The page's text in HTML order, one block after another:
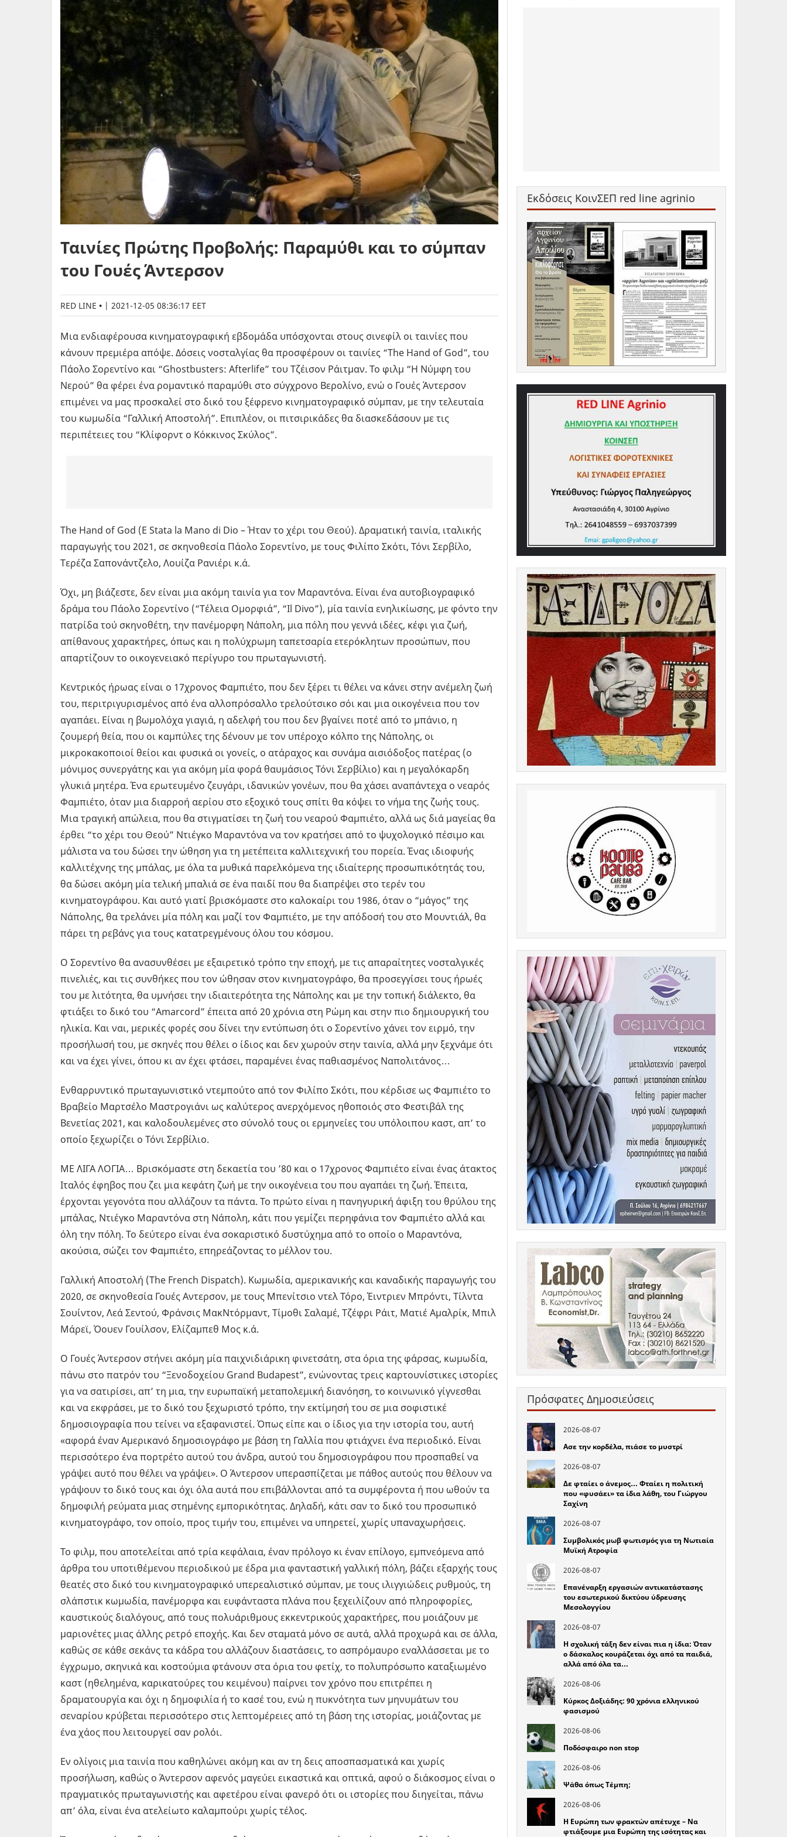
Ταινίες Πρώτης Προβολής: Παραμύθι και το σύμπαν
του Γουές Άντερσον
RED LINE | 2021-12-05 08:36:17 EET
Μια ενδιαφέρουσα κινηματογραφική εβδομάδα υπόσχονται στους σινεφίλ οι ταινίες που
κάνουν πρεμιέρα απόψε. Δόσεις νοσταλγίας θα προσφέρουν οι ταινίες “The Hand of God”, του
Πάολο Σορεντίνο και “Ghostbusters: Afterlife” του Τζέισον Ράιτμαν. To φιλμ “Η Νύμφη του
Νερού” θα φέρει ένα ρομαντικό παραμύθι στο σύγχρονο Βερολίνο, ενώ ο Γουές Άντερσον
επιμένει να μας προσκαλεί στο δικό του ξέφρενο κινηματογραφικό σύμπαν, με την τελευταία
του κωμωδία “Γαλλική Αποστολή”. Επιπλέον, οι πιτσιρικάδες θα διασκεδάσουν με τις
περιπέτειες του “Κλίφορντ ο Κόκκινος Σκύλος”.
The Hand of God (E Stata la Mano di Dio – Ήταν το χέρι του Θεού). Δραματική ταινία, ιταλικής
παραγωγής του 2021, σε σκηνοθεσία Πάολο Σορεντίνο, με τους Φιλίπο Σκότι, Τόνι Σερβίλο,
Τερέζα Σαπονάντζελο, Λουίζα Ρανιέρι κ.ά.
Όχι, μη βιάζεστε, δεν είναι μια ακόμη ταινία για τον Μαραντόνα. Είναι ένα αυτοβιογραφικό
δράμα του Πάολο Σορεντίνο (“Τέλεια Ομορφιά”, “Il Divo”), μία ταινία ενηλικίωσης, με φόντο την
πατρίδα τού σκηνοθέτη, την πανέμορφη Νάπολη, μια πόλη που γεννά ιδέες, κέφι για ζωή,
απίθανους χαρακτήρες, όπως και η πολύχρωμη ταπετσαρία ετερόκλητων προσώπων, που
απαρτίζουν το οικογενειακό περίγυρο του πρωταγωνιστή.
Κεντρικός ήρωας είναι ο 17χρονος Φαμπιέτο, που δεν ξέρει τι θέλει να κάνει στην ανέμελη ζωή
του, περιτριγυρισμένος από ένα αλλοπρόσαλλο τρελούτσικο σόι και μια οικογένεια που τον
αγαπάει. Είναι η βωμολόχα γιαγιά, η αδελφή του που δεν βγαίνει ποτέ από το μπάνιο, η
ζουμερή θεία, που οι καμπύλες της δένουν με τον υπέροχο κόλπο της Νάπολης, οι
μικροκακοποιοί θείοι και φυσικά οι γονείς, ο ατάραχος και συνάμα αισιόδοξος πατέρας (ο
μόνιμος συνεργάτης και για ακόμη μία φορά θαυμάσιος Τόνι Σερβίλιο) και η μεγαλόκαρδη
γλυκιά μητέρα. Ένα ερωτευμένο ζευγάρι, ιδανικών γονέων, που θα χάσει αναπάντεχα ο νεαρός
Φαμπιέτο, όταν μια διαρροή αερίου στο εξοχικό τους σπίτι θα κόψει το νήμα της ζωής τους.
Μια τραγική απώλεια, που θα στιγματίσει τη ζωή του νεαρού Φαμπιέτο, αλλά ως διά μαγείας θα
έρθει “το χέρι του Θεού” Ντιέγκο Μαραντόνα να τον κρατήσει από το ψυχολογικό πέσιμο και
μάλιστα να του δώσει την ώθηση για τη μετέπειτα καλλιτεχνική του πορεία. Ένας ιδιοφυής
καλλιτέχνης της μπάλας, με όλα τα μυθικά παρελκόμενα της ιδιαίτερης προσωπικότητάς του,
θα δώσει ακόμη μία τελική μπαλιά σε ένα παιδί που θα διαπρέψει στο τερέν του
κινηματογράφου. Και αυτό γιατί βρισκόμαστε στο καλοκαίρι του 1986, όταν ο “μάγος” της
Νάπολης, θα τρελάνει μία πόλη και μαζί τον Φαμπιέτο, με την απόδοσή του στο Μουντιάλ, θα
πάρει τη ρεβάνς για τους κατατρεγμένους όλου του κόσμου.
Ο Σορεντίνο θα ανασυνθέσει με εξαιρετικό τρόπο την εποχή, με τις απαραίτητες νοσταλγικές
πινελιές, και τις συνθήκες που τον ώθησαν στον κινηματογράφο, θα προσεγγίσει τους ήρωές
του με λιτότητα, θα υμνήσει την ιδιαιτερότητα της Νάπολης και με την τοπική διάλεκτο, θα
φτιάξει το δικό του “Amarcord” έπειτα από 20 χρόνια στη Ρώμη και στην πιο δημιουργική του
ηλικία. Και ναι, μερικές φορές σου δίνει την εντύπωση ότι ο Σορεντίνο χάνει τον ειρμό, την
προσήλωσή του, με σκηνές που θέλει ο ίδιος και δεν χωρούν στην ταινία, αλλά μην ξεχνάμε ότι
και να έχει γίνει, όπου κι αν έχει φτάσει, παραμένει ένας παθιασμένος Ναπολιτάνος…
Ενθαρρυντικό πρωταγωνιστικό ντεμπούτο από τον Φιλίπο Σκότι, που κέρδισε ως Φαμπιέτο το
Βραβείο Μαρτσέλο Μαστρογιάνι ως καλύτερος ανερχόμενος ηθοποιός στο Φεστιβάλ της
Βενετίας 2021, και καλοδουλεμένες στο σύνολό τους οι ερμηνείες του υπόλοιπου καστ, απ’ το
οποίο ξεχωρίζει ο Τόνι Σερβίλιο.
ΜΕ ΛΙΓΑ ΛΟΓΙΑ… Βρισκόμαστε στη δεκαετία του ’80 και ο 17χρονος Φαμπιέτο είναι ένας άτακτος
Ιταλός έφηβος που ζει μια κεφάτη ζωή με την οικογένεια του που αγαπάει τη ζωή. Έπειτα,
έρχονται γεγονότα που αλλάζουν τα πάντα. Το πρώτο είναι η πανηγυρική άφιξη του θρύλου της
μπάλας, Ντιέγκο Μαραντόνα στη Νάπολη, κάτι που γεμίζει περηφάνια τον Φαμπιέτο αλλά και
όλη την πόλη. Το δεύτερο είναι ένα σοκαριστικό δυστύχημα από το οποίο ο Μαραντόνα,
ακούσια, σώζει τον Φαμπιέτο, επηρεάζοντας το μέλλον του.
Γαλλική Αποστολή (The French Dispatch). Κωμωδία, αμερικανικής και καναδικής παραγωγής του
2020, σε σκηνοθεσία Γουές Αντερσον, με τους Μπενίτσιο ντελ Τόρο, Έιντριεν Μπρόντι, Τίλντα
Σουίντον, Λεά Σεντού, Φράνσις ΜακΝτόρμαντ, Τίμοθι Σαλαμέ, Τζέφρι Ράιτ, Ματιέ Αμαλρίκ, Μπιλ
Μάρεϊ, Όουεν Γουίλσον, Ελίζαμπεθ Μος κ.ά.
Ο Γουές Άντερσον στήνει ακόμη μία παιχνιδιάρικη φινετσάτη, στα όρια της φάρσας, κωμωδία,
πάνω στο πατρόν του “Ξενοδοχείου Grand Budapest”, ενώνοντας τρεις καρτουνίστικες ιστορίες
για να σατιρίσει, απ’ τη μια, την ευρωπαϊκή μεταπολεμική διανόηση, το κοινωνικό γίγνεσθαι
και να εκφράσει, με το δικό του ξεχωριστό τρόπο, την εκτίμησή του σε μια σοφιστικέ
δημοσιογραφία που τείνει να εξαφανιστεί. Όπως είπε και ο ίδιος για την ιστορία του, αυτή
«αφορά έναν Αμερικανό δημοσιογράφο με βάση τη Γαλλία που φτιάχνει ένα περιοδικό. Είναι
περισσότερο ένα πορτρέτο αυτού του άνδρα, αυτού του δημοσιογράφου που προσπαθεί να
γράψει αυτό που θέλει να γράψει». Ο Άντερσον υπερασπίζεται με πάθος αυτούς που θέλουν να
γράψουν το δικό τους και όχι όλα αυτά που επιβάλλονται από τα συμφέροντα ή που ωθούν τα
δημοφιλή ρεύματα μιας στημένης εμπορικότητας. Δηλαδή, κάτι σαν το δικό του προσωπικό
κινηματογράφο, τον οποίο, προς τιμήν του, επιμένει να υπηρετεί, χωρίς υπαναχωρήσεις.
Το φιλμ, που αποτελείται από τρία κεφάλαια, έναν πρόλογο κι έναν επίλογο, εμπνεόμενα από
άρθρα του υποτιθέμενου περιοδικού με έδρα μια φανταστική γαλλική πόλη, βάζει εξαρχής τους
θεατές στο δικό του κινηματογραφικό υπερεαλιστικό σύμπαν, με τους ιλιγγιώδεις ρυθμούς, τη
σλάπστικ κωμωδία, πανέμορφα και ευφάνταστα πλάνα που ξεχειλίζουν από πληροφορίες,
καυστικούς διαλόγους, από τους πολυάριθμους εκκεντρικούς χαρακτήρες, που μοιάζουν με
μαριονέτες μιας άλλης ρετρό εποχής. Και δεν σταματά μόνο σε αυτά, αλλά προχωρά και σε άλλα,
καθώς σε κάθε σεκάνς τα κάδρα του αλλάζουν διαστάσεις, το ασπρόμαυρο εναλλάσσεται με το
έγχρωμο, σκηνικά και κοστούμια φτάνουν στα όρια του φετίχ, το πολυπρόσωπο καταξιωμένο
καστ (ηθελημένα, καρικατούρες του κειμένου) παίρνει τον χρόνο που επιτρέπει η
δραματουργία και όχι η δημοφιλία ή το κασέ του, ενώ η πυκνότητα των μηνυμάτων του
σεναρίου κρύβεται περισσότερο στις λεπτομέρειες από τη βάση της ιστορίας, μοιάζοντας με
ένα χάος που λειτουργεί σαν ρολόι.
Εν ολίγοις μια ταινία που καθηλώνει ακόμη και αν τη δεις αποσπασματικά και χωρίς
προσήλωση, καθώς ο Άντερσον αφενός μαγεύει εικαστικά και οπτικά, αφού ο διάκοσμος είναι ο
πραγματικός πρωταγωνιστής και αφετέρου είναι φανερό ότι οι ιστορίες που διηγείται, πάνω
απ’ όλα, είναι ένα ατελείωτο καλαμπούρι χωρίς τέλος.
Εκδόσεις ΚοινΣΕΠ red line agrinio
Πρόσφατες Δημοσιεύσεις
2026-08-07
Ασε την κορδέλα, πιάσε το μυστρί
2026-08-07
Δε φταίει ο άνεμος… Φταίει η πολιτική
που «φυσάει» τα ίδια λάθη, του Γιώργου
Σαχίνη
2026-08-07
Συμβολικός μωβ φωτισμός για τη Νωτιαία
Μυϊκή Ατροφία
2026-08-07
Επανέναρξη εργασιών αντικατάστασης
του εσωτερικού δικτύου ύδρευσης
Μεσολογγίου
2026-08-07
Η σχολική τάξη δεν είναι πια η ίδια: Όταν
ο δάσκαλος κουράζεται όχι από τα παιδιά,
αλλά από όλα τα…
2026-08-06
Κύρκος Δοξιάδης: 90 χρόνια ελληνικού
φασισμού
2026-08-06
Ποδόσφαιρο non stop
2026-08-06
Ψάθα όπως Τέμπη;
2026-08-06
Η Ευρώπη των φρακτών απέτυχε – Να
φτιάξουμε μια Ευρώπη της ισότητας και